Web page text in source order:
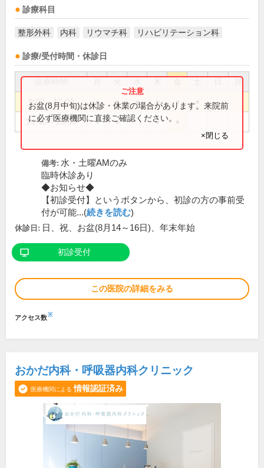
診療科目
整形外科 内科 リウマチ科 リハビリテーション科
診療/受付時間・休診日
祝
9:00～12:00 ● ● ● ● ●
14:00～18:00 ● ● ●
お盆(8月中旬)は休診・休業の場合があります。来院前
に必ず医療機関に直接ご確認ください。
×閉じる
備考: 水・土曜AMのみ
臨時休診あり
◆お知らせ◆
【初診受付】というボタンから、初診の方の事前受
付が可能...(続きを読む)
休診日: 日、祝、お盆(8月14～16日)、年末年始
初診受付
この医院の詳細をみる
アクセス数※
おかだ内科・呼吸器内科クリニック
医療機関による 情報認証済み